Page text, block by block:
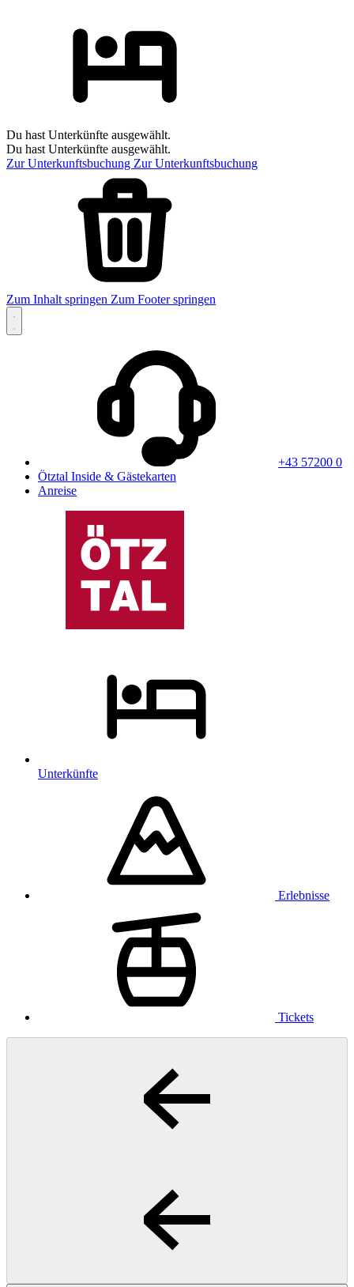
Du hast Unterkünfte ausgewählt.
Du hast Unterkünfte ausgewählt.
Zur Unterkunftsbuchung Zur Unterkunftsbuchung
Zum Inhalt springen Zum Footer springen
+43 57200 0
Ötztal Inside & Gästekarten
Anreise
Unterkünfte
Erlebnisse
Tickets